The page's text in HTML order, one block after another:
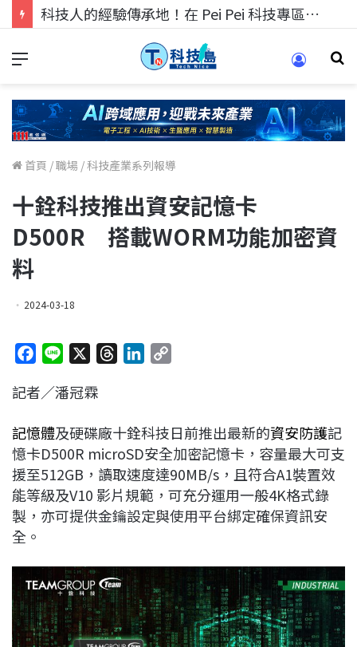
科技人的經驗傳承地！在 Pei Pei 科技專區，與學弟妹交流最硬核的技術
首頁 /職場 /科技產業系列報導
十銓科技推出資安記憶卡
D500R 搭載WORM功能加密資
料
2024-03-18
c
b
o
o
k
n
a
d
s
e
d
I
n
L
i
n
k
記者／潘冠霖
記憶體及硬碟廠十銓科技日前推出最新的資安防護記
憶卡D500R microSD安全加密記憶卡，容量最大可支
援至512GB，讀取速度達90MB/s，且符合A1裝置效
能等級及V10 影片規範，可充分運用一般4K格式錄
製，亦可提供金鑰設定與使用平台綁定確保資訊安
全。